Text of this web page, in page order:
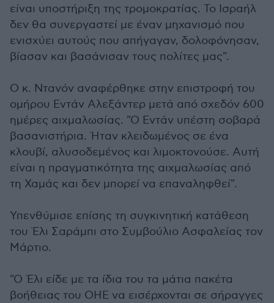
είναι υποστήριξη της τρομοκρατίας. Το Ισραήλ
δεν θα συνεργαστεί με έναν μηχανισμό που
ενισχύει αυτούς που απήγαγαν, δολοφόνησαν,
βίασαν και βασάνισαν τους πολίτες μας".
Ο κ. Ντανόν αναφέρθηκε στην επιστροφή του
ομήρου Εντάν Αλεξάντερ μετά από σχεδόν 600
ημέρες αιχμαλωσίας. "Ο Εντάν υπέστη σοβαρά
βασανιστήρια. Ήταν κλειδωμένος σε ένα
κλουβί, αλυσοδεμένος και λιμοκτονούσε. Αυτή
είναι η πραγματικότητα της αιχμαλωσίας από
τη Χαμάς και δεν μπορεί να επαναληφθεί".
Υπενθύμισε επίσης τη συγκινητική κατάθεση
του Έλι Σαράμπι στο Συμβούλιο Ασφαλείας τον
Μάρτιο.
"Ο Έλι είδε με τα ίδια του τα μάτια πακέτα
βοήθειας του ΟΗΕ να εισέρχονται σε σήραγγες